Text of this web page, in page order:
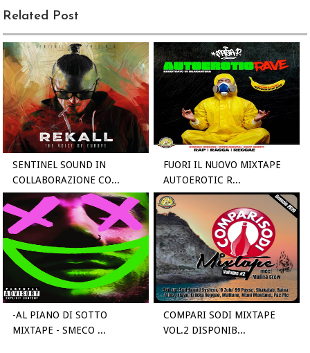
Related Post
SENTINEL SOUND IN
COLLABORAZIONE CO...
FUORI IL NUOVO MIXTAPE
AUTOEROTIC R...
-AL PIANO DI SOTTO
MIXTAPE - SMECO ...
COMPARI SODI MIXTAPE
VOL.2 DISPONIB...